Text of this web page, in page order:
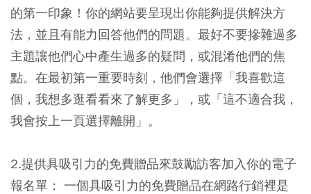
的第一印象！你的網站要呈現出你能夠提供解決方
法，並且有能力回答他們的問題。最好不要摻雜過多
主題讓他們心中產生過多的疑問，或混淆他們的焦
點。在最初第一重要時刻，他們會選擇「我喜歡這
個，我想多逛看看來了解更多」，或「這不適合我，
我會按上一頁選擇離開」。
2.提供具吸引力的免費贈品來鼓勵訪客加入你的電子
報名單：
一個具吸引力的免費贈品在網路行銷裡是